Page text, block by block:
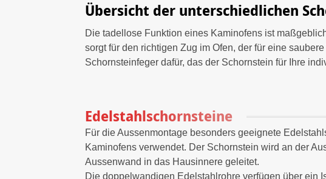
Übersicht der unterschiedlichen
Die tadellose Funktion eines Kaminofens ist
sorgt für den richtigen Zug im Ofen, der für eine
Schornsteinfeger dafür, das der Schornstein für Ihre
Edelstahlschornsteine
Für die Aussenmontage besonders geeignete
Kaminofens verwendet. Der Schornstein wird an der
Aussenwand in das Hausinnere geleitet.
Die doppelwandigen Edelstahlrohre verfügen über ein